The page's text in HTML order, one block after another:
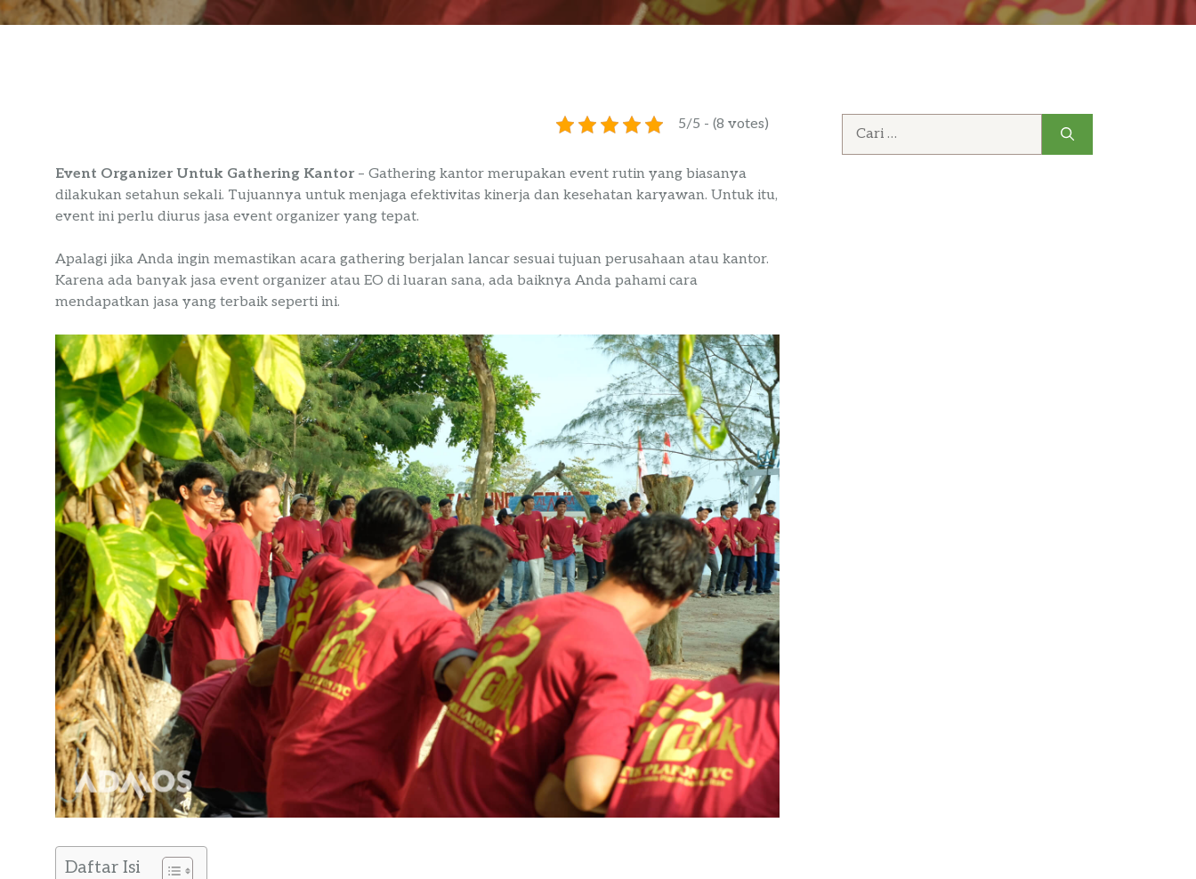
5/5 - (8 votes)
Event Organizer Untuk Gathering Kantor– Gathering kantor merupakan event rutin yang biasanya
dilakukan setahun sekali. Tujuannya untuk menjaga efektivitas kinerja dan kesehatan karyawan. Untuk itu,
event ini perlu diurus jasa event organizer yang tepat.
Apalagi jika Anda ingin memastikan acara gathering berjalan lancar sesuai tujuan perusahaan atau kantor.
Karena ada banyak jasa event organizer atau EO di luaran sana, ada baiknya Anda pahami cara
mendapatkan jasa yang terbaik seperti ini.
Daftar Isi